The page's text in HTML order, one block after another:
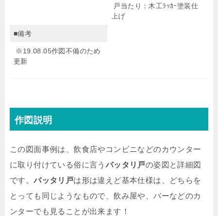
戸当たり：木工ﾗｯｶｰ塗装仕
上げ
■備考
※19.08.05作図不備のため
更新
作図説明
この図面事例は、飲食店やコンビニなどのカウンター
に取り付けている俗に言う バッタリ戸の姿図と詳細図
です。バッタリ戸は形は違えど基本仕様は、どちらを
とっても同じようなもので、飲み屋や、バーなどのカ
ンターでも見ることが出来ます！